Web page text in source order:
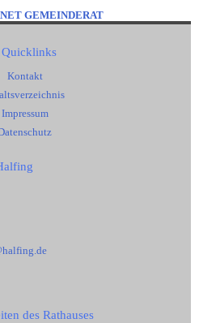
GEMEINDERAT
Quicklinks
Kontakt
Impressum
des Rathauses